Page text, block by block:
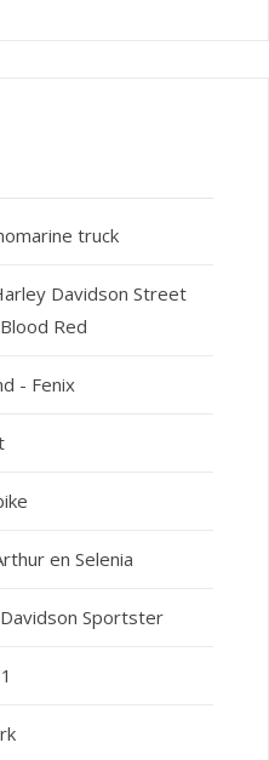
truck
Davidson Street
Red
- Fenix
en Selenia
Sportster